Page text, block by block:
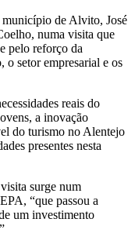
de Alvito, José
numa visita que
pelo reforço da
o setor empresarial e os
reais do
a inovação
do turismo no Alentejo
presentes nesta
surge num
“que passou a
um investimento